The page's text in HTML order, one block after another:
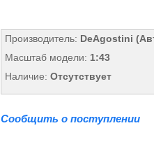
Производитель: DeAgostini
Масштаб модели: 1:43
Наличие: Отсутствует
Сообщить о поступлении